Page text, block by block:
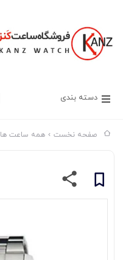
دسته بندی
صفحه نخست همه ساعت ها